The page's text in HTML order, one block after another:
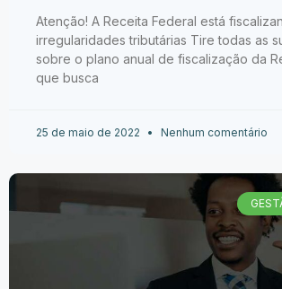
Atenção! A Receita Federal está
irregularidades tributárias Tire todas as
sobre o plano anual de fiscalização da
que busca
25 de maio de 2022 Nenhum comentário